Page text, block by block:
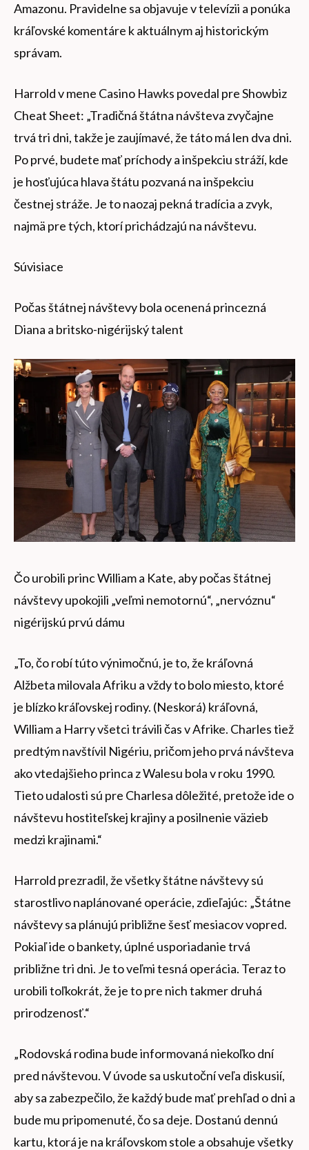
Amazonu. Pravidelne sa objavuje v televízii a ponúka
kráľovské komentáre k aktuálnym aj historickým
správam.
Harrold v mene Casino Hawks povedal pre Showbiz
Cheat Sheet: „Tradičná štátna návšteva zvyčajne
trvá tri dni, takže je zaujímavé, že táto má len dva dni.
Po prvé, budete mať príchody a inšpekciu stráží, kde
je hosťujúca hlava štátu pozvaná na inšpekciu
čestnej stráže. Je to naozaj pekná tradícia a zvyk,
najmä pre tých, ktorí prichádzajú na návštevu.
Súvisiace
Počas štátnej návštevy bola ocenená princezná
Diana a britsko-nigérijský talent
Čo urobili princ William a Kate, aby počas štátnej
návštevy upokojili „veľmi nemotornú“, „nervóznu“
nigérijskú prvú dámu
„To, čo robí túto výnimočnú, je to, že kráľovná
Alžbeta milovala Afriku a vždy to bolo miesto, ktoré
je blízko kráľovskej rodiny. (Neskorá) kráľovná,
William a Harry všetci trávili čas v Afrike. Charles tiež
predtým navštívil Nigériu, pričom jeho prvá návšteva
ako vtedajšieho princa z Walesu bola v roku 1990.
Tieto udalosti sú pre Charlesa dôležité, pretože ide o
návštevu hostiteľskej krajiny a posilnenie väzieb
medzi krajinami.“
Harrold prezradil, že všetky štátne návštevy sú
starostlivo naplánované operácie, zdieľajúc: „Štátne
návštevy sa plánujú približne šesť mesiacov vopred.
Pokiaľ ide o bankety, úplné usporiadanie trvá
približne tri dni. Je to veľmi tesná operácia. Teraz to
urobili toľkokrát, že je to pre nich takmer druhá
prirodzenosť.“
„Rodovská rodina bude informovaná niekoľko dní
pred návštevou. V úvode sa uskutoční veľa diskusií,
aby sa zabezpečilo, že každý bude mať prehľad o dni a
bude mu pripomenuté, čo sa deje. Dostanú dennú
kartu, ktorá je na kráľovskom stole a obsahuje všetky